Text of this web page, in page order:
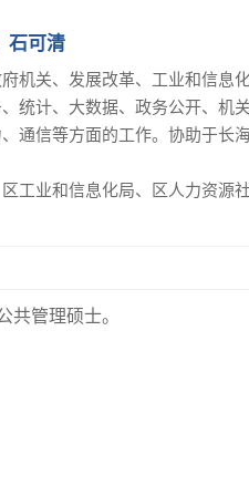
石可清
机关、发展改革、工业和信息
统计、大数据、政务公开、机
通信等方面的工作。协助于长
工业和信息化局、区人力资源
调查队、区人武部、区消防救
第一责任人的职责。根据分工
共管理硕士。